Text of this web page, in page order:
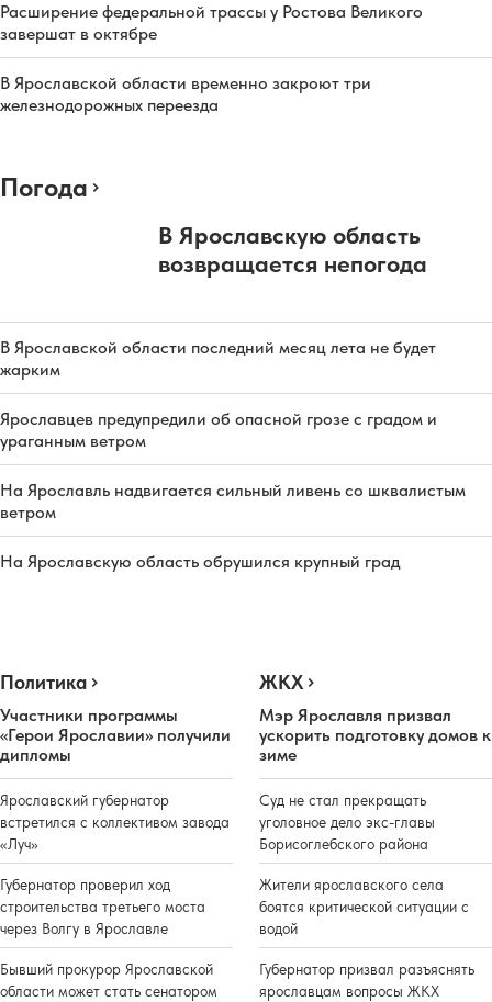
Расширение федеральной трассы у Ростова Великого
завершат в октябре
В Ярославской области временно закроют три
железнодорожных переезда
Погода
В Ярославскую область
возвращается непогода
В Ярославской области последний месяц лета не будет
жарким
Ярославцев предупредили об опасной грозе с градом и
ураганным ветром
На Ярославль надвигается сильный ливень со шквалистым
ветром
На Ярославскую область обрушился крупный град
Политика
Участники программы
«Герои Ярославии» получили
дипломы
Ярославский губернатор
встретился с коллективом завода
«Луч»
Губернатор проверил ход
строительства третьего моста
через Волгу в Ярославле
Бывший прокурор Ярославской
области может стать сенатором
ЖКХ
Мэр Ярославля призвал
ускорить подготовку домов к
зиме
Суд не стал прекращать
уголовное дело экс-главы
Борисоглебского района
Жители ярославского села
боятся критической ситуации с
водой
Губернатор призвал разъяснять
ярославцам вопросы ЖКХ